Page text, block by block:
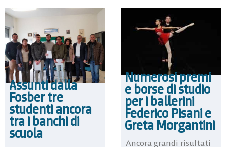
Assunti dalla
Fosber tre
studenti ancora
tra i banchi di
scuola
Numerosi premi
e borse di studio
per i ballerini
Federico Pisani e
Greta Morgantini
Ancora grandi risultati